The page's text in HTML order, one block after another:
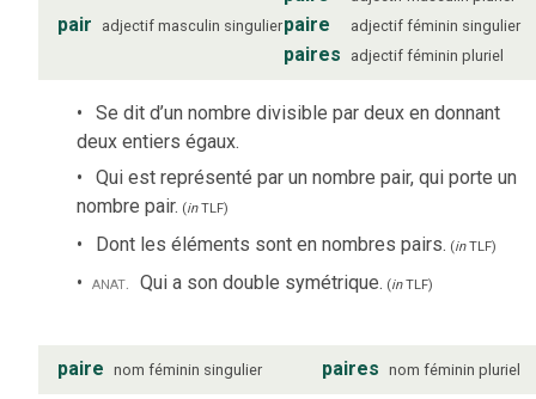
pair adjectif masculin singulierpaire adjectif féminin singulier
paires adjectif féminin pluriel
Se dit d’un nombre divisible par deux en donnant
deux entiers égaux.
Qui est représenté par un nombre pair, qui porte un
nombre pair. (inTLF)
Dont les éléments sont en nombres pairs. (inTLF)
anat. Qui a son double symétrique. (inTLF)
paire nom féminin singulier paires nom féminin pluriel